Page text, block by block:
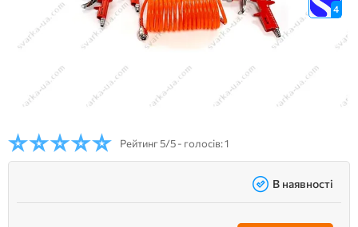
4
Рейтинг5/5 - голосів: 1
В наявності